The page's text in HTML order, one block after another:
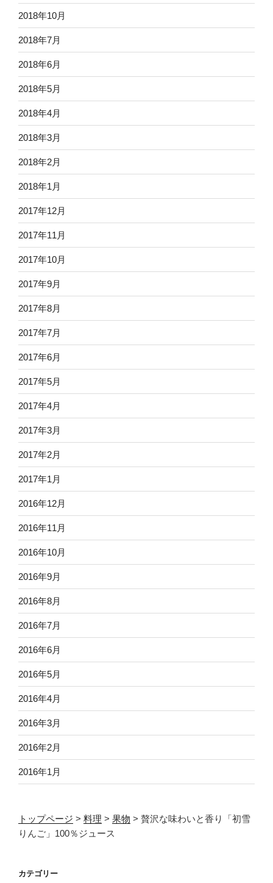
2018年10月
2018年7月
2018年6月
2018年5月
2018年4月
2018年3月
2018年2月
2018年1月
2017年12月
2017年11月
2017年10月
2017年9月
2017年8月
2017年7月
2017年6月
2017年5月
2017年4月
2017年3月
2017年2月
2017年1月
2016年12月
2016年11月
2016年10月
2016年9月
2016年8月
2016年7月
2016年6月
2016年5月
2016年4月
2016年3月
2016年2月
2016年1月
トップページ > 料理 > 果物 > 贅沢な味わいと香り「初雪
りんご」100％ジュース
カテゴリー